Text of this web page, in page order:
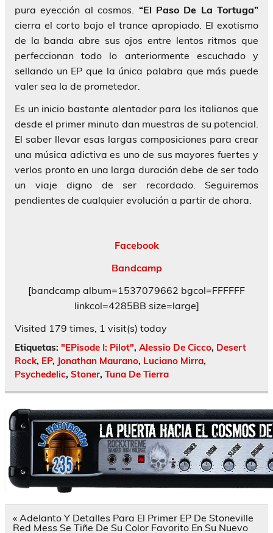
pura eyección al cosmos. “El Paso De La Tortuga”
cierra el corto bajo el trance apropiado. El exotismo
de la banda abre sus ojos entre lentos ritmos que
perfeccionan todo lo anteriormente escuchado y
sellando un EP que la única palabra que más puede
valer sea la de prometedor.
Es un inicio bastante alentador para los italianos que
desde el primer minuto dan muestras de su potencial.
El saber llevar esas largas composiciones para crear
una música adictiva es uno de sus mayores fuertes y
verlos pronto en una larga duración debe de ser todo
un viaje digno de ser recordado. Seguiremos
pendientes de cualquier evolución a partir de ahora.
Facebook
Bandcamp
[bandcamp album=1537079662 bgcol=FFFFFF
linkcol=4285BB size=large]
Visited 179 times, 1 visit(s) today
Etiquetas: "EPisode I: Pilot", Alessio De Cicco, Desert
Rock, EP, Jonathan Maurano, Luciano Mirra,
Psychedelic, Stoner, Tuna De Tierra
Navegación
de
« Adelanto Y Detalles Para El Primer EP De Stoneville
Red Mess Se Tiñe De Su Color Favorito En Su Nuevo